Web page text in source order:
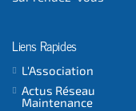
Liens Rapides
L'Association
Actus Réseau
Maintenance